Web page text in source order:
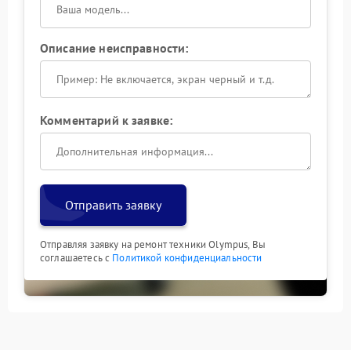
Описание неисправности:
Комментарий к заявке:
Отправить заявку
Отправляя заявку на ремонт техники Olympus, Вы
соглашаетесь с Политикой конфиденциальности